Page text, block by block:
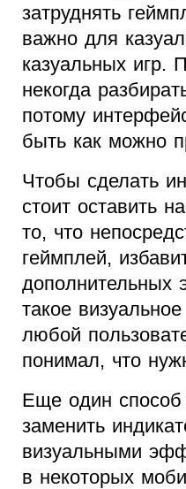
затруднять
важно для
казуальных игр.
некогда
потому
быть как можно
Чтобы сделать
стоит оставить
то, что
геймплей,
дополнительных
такое
любой
понимал, что
Еще один
заменить
визуальными
в некоторых